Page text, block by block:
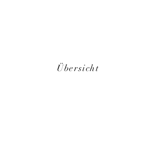
Übersicht